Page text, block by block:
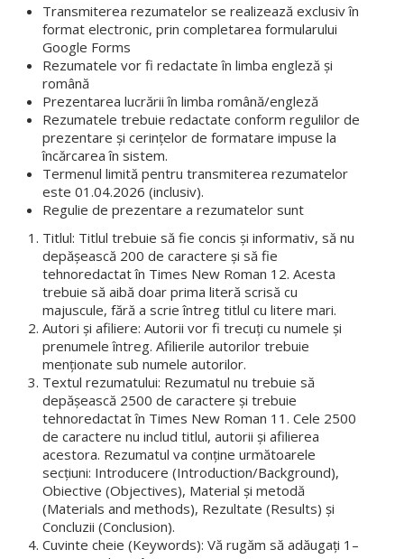
Transmiterea rezumatelor se realizează exclusiv în
format electronic, prin completarea formularului
Google Forms
Rezumatele vor fi redactate în limba engleză și
română
Prezentarea lucrării în limba română/engleză
Rezumatele trebuie redactate conform regulilor de
prezentare și cerințelor de formatare impuse la
încărcarea în sistem.
Termenul limită pentru transmiterea rezumatelor
este 01.04.2026 (inclusiv).
Regulie de prezentare a rezumatelor sunt
Titlul: Titlul trebuie să fie concis și informativ, să nu
depășească 200 de caractere și să fie
tehnoredactat în Times New Roman 12. Acesta
trebuie să aibă doar prima literă scrisă cu
majuscule, fără a scrie întreg titlul cu litere mari.
Autori și afiliere: Autorii vor fi trecuți cu numele și
prenumele întreg. Afilierile autorilor trebuie
menționate sub numele autorilor.
Textul rezumatului: Rezumatul nu trebuie să
depășească 2500 de caractere și trebuie
tehnoredactat în Times New Roman 11. Cele 2500
de caractere nu includ titlul, autorii și afilierea
acestora. Rezumatul va conține următoarele
secțiuni: Introducere (Introduction/Background),
Obiective (Objectives), Material și metodă
(Materials and methods), Rezultate (Results) și
Concluzii (Conclusion).
Cuvinte cheie (Keywords): Vă rugăm să adăugați 1–